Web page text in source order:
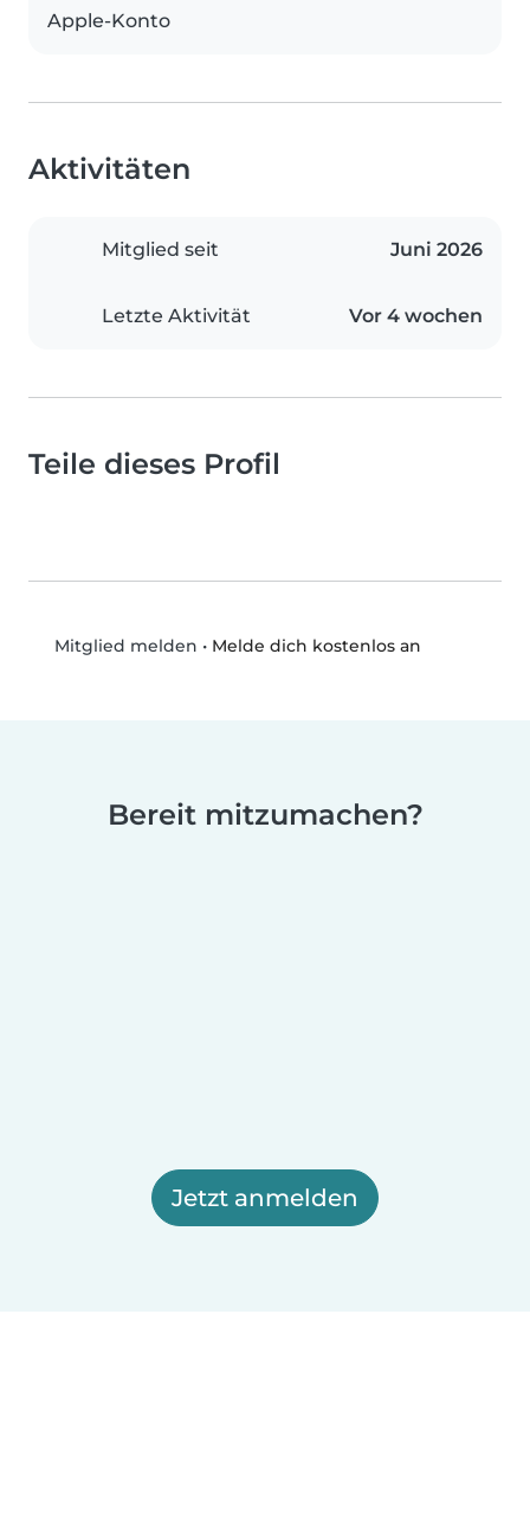
Apple-Konto
Aktivitäten
Mitglied seit Juni 2026
Letzte Aktivität Vor 4 wochen
Teile dieses Profil
Mitglied melden • Melde dich kostenlos an
Bereit mitzumachen?
Jetzt anmelden